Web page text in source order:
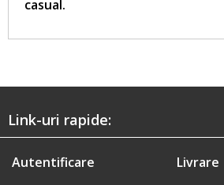
casual.
Link-uri rapide:
Autentificare
Livrare